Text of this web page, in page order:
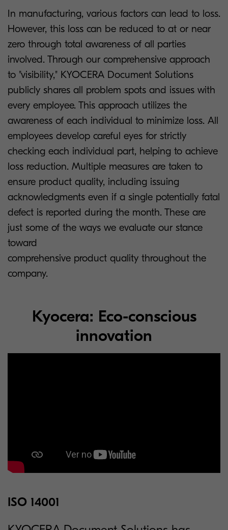
In manufacturing, various factors can lead to loss.
However, this loss can be reduced to at or near
zero through total awareness of all parties
involved. Through our comprehensive approach
to "visibility," KYOCERA Document Solutions
publicly shares all problem spots and issues with
every employee. This approach utilizes the
awareness of each individual to minimize loss. All
employees develop careful eyes for strictly
checking each individual part, helping to achieve
loss reduction. Multiple measures are taken to
ensure product quality, including issuing
acknowledgments even if a single potentially fatal
defect is reported during the month. These are
just some of the ways we evaluate our stance
toward
comprehensive product quality throughout the
company.
Kyocera: Eco-conscious
innovation
ISO 14001